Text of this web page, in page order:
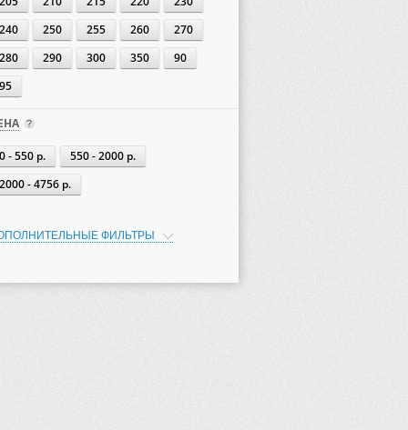
240
250 255 260
270
280
290 300 350
90
95
0 - 550 р.
550 - 2000 р.
2000 - 4756 р.
ФИЛЬТРЫ